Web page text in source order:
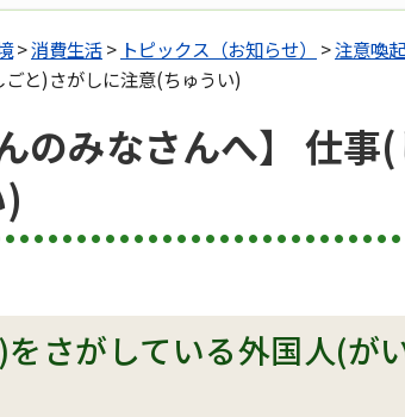
>消費生活> トピックス（お知らせ） >注意喚
と)さがしに注意(ちゅうい)
のみなさんへ】 仕
さがしている外国人(が